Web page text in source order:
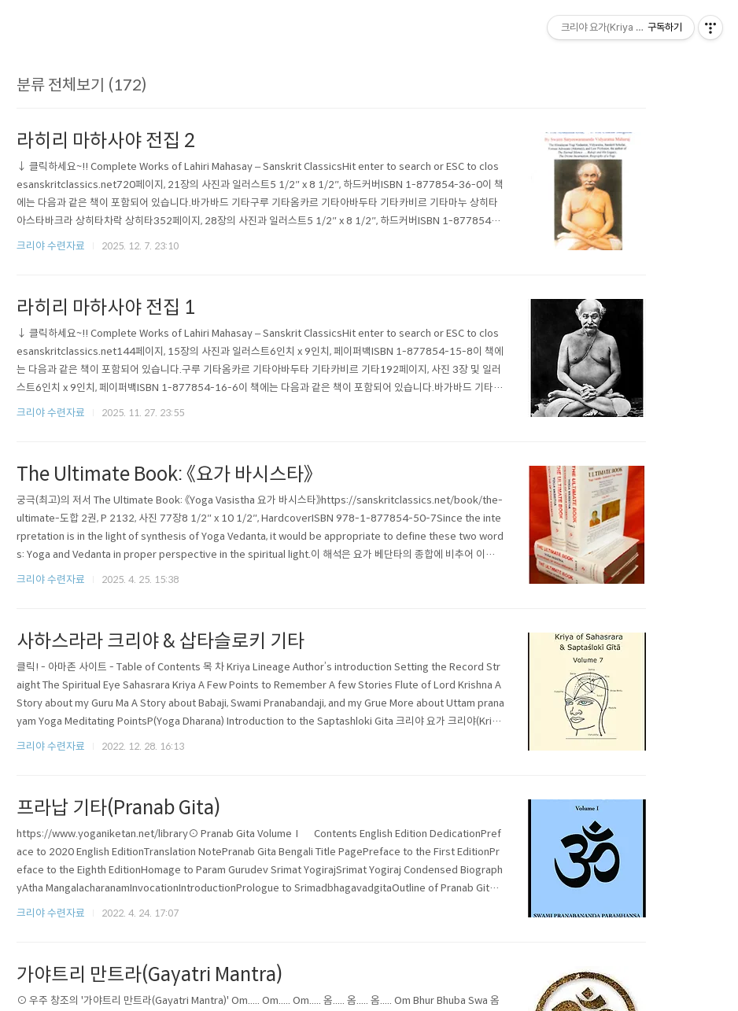
분류 전체보기 (172)
라히리 마하사야 전집 2
↓ 클릭하세요~!! Complete Works of Lahiri Mahasay – Sanskrit ClassicsHit enter to search or ESC to clos
esanskritclassics.net720페이지, 21장의 사진과 일러스트5 1/2″ x 8 1/2″, 하드커버ISBN 1-877854-36-0이 책
에는 다음과 같은 책이 포함되어 있습니다.바가바드 기타구루 기타옴카르 기타아바두타 기타카비르 기타마누 상히타
아스타바크라 상히타차락 상히타352페이지, 28장의 사진과 일러스트5 1/2″ x 8 1/2″, 하드커버ISBN 1-877854-3
7-9이 책에는 다음과 같은 책이 포함되어 있습니다.찬디얀트라사르탄트라사르링가 푸란고대 요기 파니니의 ​​교육에
크리야 수련자료 2025. 12. 7. 23:10
라히리 마하사야 전집 1
↓ 클릭하세요~!! Complete Works of Lahiri Mahasay – Sanskrit ClassicsHit enter to search or ESC to clos
esanskritclassics.net144페이지, 15장의 사진과 일러스트6인치 x 9인치, 페이퍼백ISBN 1-877854-15-8이 책에
는 다음과 같은 책이 포함되어 있습니다.구루 기타옴카르 기타아바두타 기타카비르 기타192페이지, 사진 3장 및 일러
스트6인치 x 9인치, 페이퍼백ISBN 1-877854-16-6이 책에는 다음과 같은 책이 포함되어 있습니다.바가바드 기타서
양에서는 바가바드 기타를 일반적으로 힌두 경전이라고 부릅니다. 이 책의 특징은 고대 인도의 전쟁터 한가운데에서
크리야 수련자료 2025. 11. 27. 23:55
The Ultimate Book: 《요가 바시스타》
궁극(최고)의 저서 The Ultimate Book: 《Yoga Vasistha 요가 바시스타》https://sanskritclassics.net/book/the-
ultimate-도합 2권, P 2132, 사진 77장8 1/2″ x 10 1/2″, HardcoverISBN 978-1-877854-50-7Since the inte
rpretation is in the light of synthesis of Yoga Vedanta, it would be appropriate to define these two word
s: Yoga and Vedanta in proper perspective in the spiritual light.이 해석은 요가 베단타의 종합에 비추어 이루어
졌으..
크리야 수련자료 2025. 4. 25. 15:38
사하스라라 크리야 & 삽타슬로키 기타
클릭! - 아마존 사이트 - Table of Contents 목 차 Kriya Lineage Author’s introduction Setting the Record Str
aight The Spiritual Eye Sahasrara Kriya A Few Points to Remember A few Stories Flute of Lord Krishna A
Story about my Guru Ma A Story about Babaji, Swami Pranabandaji, and my Grue More about Uttam prana
yam Yoga Meditating PointsP(Yoga Dharana) Introduction to the Saptashloki Gita 크리야 요가 크리야(Kriy
ā)의 어원..
크리야 수련자료 2022. 12. 28. 16:13
프라납 기타(Pranab Gita)
https://www.yoganiketan.net/library⊙ Pranab Gita VolumeⅠ Contents English Edition DedicationPref
ace to 2020 English EditionTranslation NotePranab Gita Bengali Title PagePreface to the First EditionPr
eface to the Eighth EditionHomage to Param Gurudev Srimat YogirajSrimat Yogiraj Condensed Biograph
yAtha MangalacharanamInvocationIntroductionPrologue to SrimadbhagavadgitaOutline of Pranab GitaC
h..
크리야 수련자료 2022. 4. 24. 17:07
가야트리 만트라(Gayatri Mantra)
⊙ 우주 창조의 '가야트리 만트라(Gayatri Mantra)' Om..... Om..... Om..... 옴..... 옴..... 옴..... Om Bhur Bhuba Swa 옴
크리야 요가(Kriya Yoga) 수련소
구독하기